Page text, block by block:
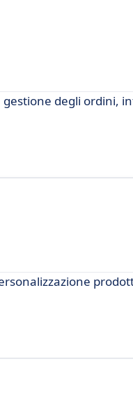
degli ordini,